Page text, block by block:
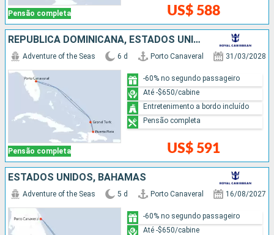
Pensão completa US$ 588
REPUBLICA DOMINICANA, ESTADOS UNIDOS
Pensão completa
Adventure of the Seas 6 d Porto Canaveral 31/03/2028
US$ 591
-60% no segundo passageiro
Até -$650/cabine
Entretenimento a bordo incluído
Pensão completa
ESTADOS UNIDOS, BAHAMAS
Adventure of the Seas 5 d Porto Canaveral 16/08/2027
-60% no segundo passageiro
Até -$650/cabine